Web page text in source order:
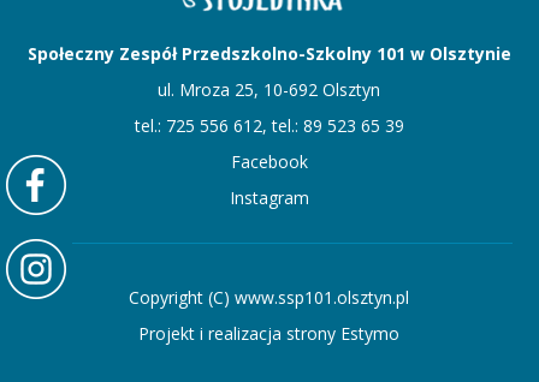
Społeczny Zespół Przedszkolno-Szkolny 101 w Olsztynie
ul. Mroza 25, 10-692 Olsztyn
tel.: 725 556 612, tel.: 89 523 65 39
Facebook
Instagram
Copyright (C) www.ssp101.olsztyn.pl
Projekt i realizacja strony Estymo